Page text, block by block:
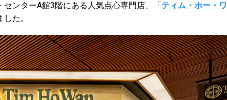
ンターA館3階にある人気点心専門店、「ティム・ホー・ワ
た。